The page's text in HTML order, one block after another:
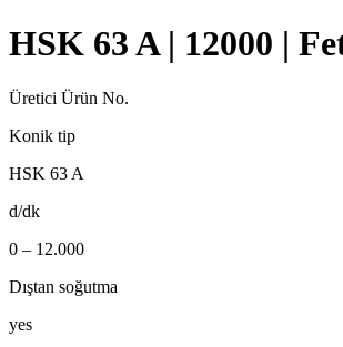
HSK 63 A | 12000 |
Üretici Ürün No.
Konik tip
HSK 63 A
d/dk
0 – 12.000
Dıştan soğutma
yes